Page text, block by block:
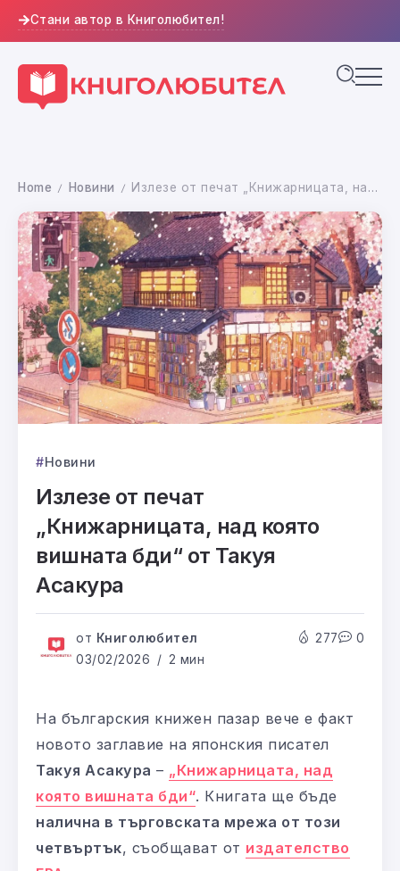
Стани автор в Книголюбител!
Home / Новини / Излезе от печат „Книжарницата, над която вишната бди“ от Такуя Асакура
Новини
Излезе от печат
„Книжарницата, над която
вишната бди“ от Такуя
Асакура
от Книголюбител
03/02/2026
2 мин
277 0
На българския книжен пазар вече е факт
новото заглавие на японския писател
Такуя Асакура – „Книжарницата, над
която вишната бди“. Книгата ще бъде
налична в търговската мрежа от този
четвъртък, съобщават от издателство